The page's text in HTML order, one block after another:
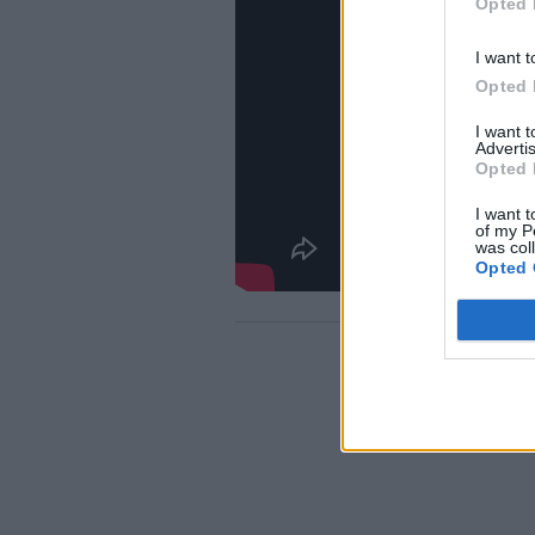
I want
Opted
I want
Opted
I want
of my
was
Opted